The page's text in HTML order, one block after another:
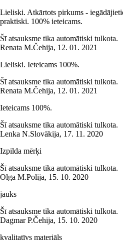
Lieliski. Atkārtots pirkums -
praktiski. 100% ieteicams.
Šī atsauksme tika automātiski tulkota.
Renata M.Čehija, 12. 01. 2021
Lieliski. Ieteicams 100%.
Šī atsauksme tika automātiski tulkota.
Renata M.Čehija, 12. 01. 2021
Ieteicams 100%.
Šī atsauksme tika automātiski tulkota.
Lenka N.Slovākija, 17. 11. 2020
Izpilda mērķi
Šī atsauksme tika automātiski tulkota.
Olga M.Polija, 15. 10. 2020
jauks
Šī atsauksme tika automātiski tulkota.
Dagmar P.Čehija, 15. 10. 2020
kvalitatīvs materiāls